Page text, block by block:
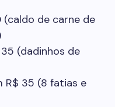
(caldo de carne de
(dadinhos de
R$ 35 (8 fatias e